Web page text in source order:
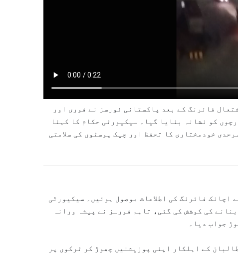
فائرنگ کے بعد پاکستانی فورسز نے فوری اور
کو نشانہ بنایا گیا۔ سیکیورٹی حکام کا کہنا
خودمختاری کا تحفظ اور چیک پوسٹوں کی سلامتی
اچانک فائرنگ کی اطلاعات موصول ہوئیں۔ سیکیورٹی
کی کوشش کی گئی، تاہم فورسز نے پیشہ ورانہ
جواب دیا۔
کے اہلکار اپنی پوزیشنیں چھوڑ کر ٹرکوں پر